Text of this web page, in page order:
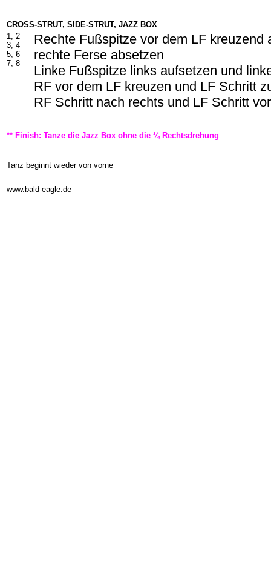
CROSS-STRUT, SIDE-STRUT, JAZZ BOX
1, 2
3, 4
5, 6
7, 8
Rechte Fußspitze vor dem LF kreuzend
rechte Ferse absetzen
Linke Fußspitze links aufsetzen und
RF vor dem LF kreuzen und LF Schritt
RF Schritt nach rechts und LF Schritt
** Finish: Tanze die Jazz Box ohne die ¼ Rechtsdrehung
Tanz beginnt wieder von vorne
www.bald-eagle.de